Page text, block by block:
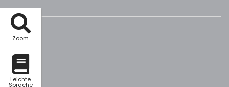
Zoom
Leichte
Sprache